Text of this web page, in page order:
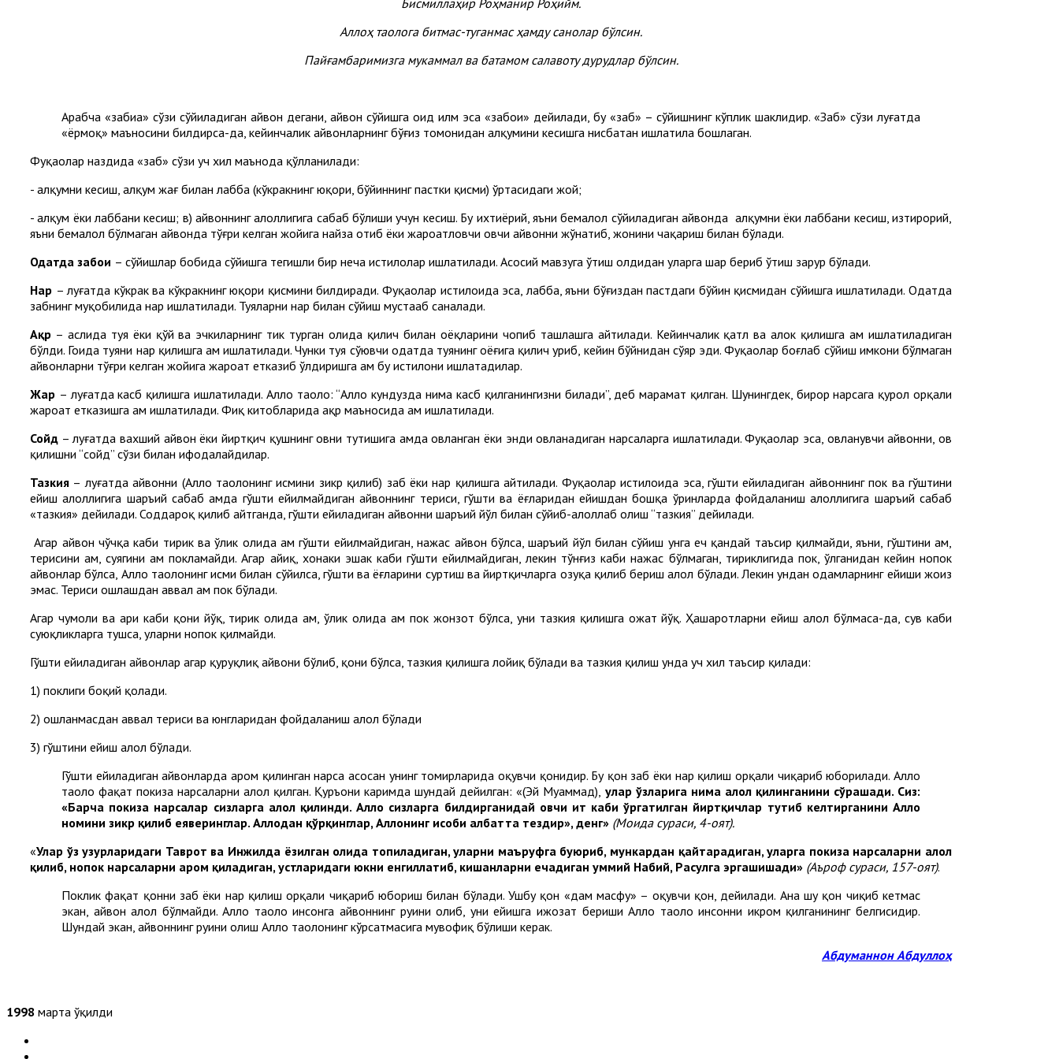
Аллоҳ таолога битмас-туганмас ҳамду санолар бўлсин.
Пайғамбаримизга мукаммал ва батамом салавоту дурудлар бўлсин.
Арабча «забиҳа» сўзи сўйиладиган ҳайвон дегани, ҳайвон сўйишга оид илм эса «забоиҳ» дейилади, бу «забҳ» – сўйишнинг кўплик шаклидир. «Забҳ» сўзи луғатда
«ёрмоқ» маъносини билдирса-да, кейинчалик ҳайвонларнинг бўғиз томонидан ҳалқумини кесишга нисбатан ишлатила бошлаган.
Фуқаҳолар наздида «забҳ» сўзи уч хил маънода қўлланилади:
- ҳалқумни кесиш, ҳалқум жағ билан лабба (кўкракнинг юқори, бўйиннинг пастки қисми) ўртасидаги жой;
- ҳалқум ёки лаббани кесиш; в) ҳайвоннинг ҳалоллигига сабаб бўлиши учун кесиш. Бу ихтиёрий, яъни бемалол сўйиладиган ҳайвонда ҳалқумни ёки лаббани кесиш, изтирорий,
яъни бемалол бўлмаган ҳайвонда тўғри келган жойига найза отиб ёки жароҳатловчи овчи ҳайвонни жўнатиб, жонини чақариш билан бўлади.
Одатда забоиҳ – сўйишлар бобида сўйишга тегишли бир неча истилоҳлар ишлатилади. Асосий мавзуга ўтиш олдидан уларга шарҳ бериб ўтиш зарур бўлади.
Наҳр – луғатда кўкрак ва кўкракнинг юқори қисмини билдиради. Фуқаҳолар истилоҳида эса, лабба, яъни бўғиздан пастдаги бўйин қисмидан сўйишга ишлатилади. Одатда
забҳнинг муқобилида наҳр ишлатилади. Туяларни наҳр билан сўйиш мустаҳаб саналади.
Ақр – аслида туя ёки қўй ва эчкиларнинг тик турган ҳолида қилич билан оёқларини чопиб ташлашга айтилади. Кейинчалик қатл ва ҳалок қилишга ҳам ишлатиладиган
бўлди. Гоҳида туяни наҳр қилишга ҳам ишлатилади. Чунки туя сўювчи одатда туянинг оёғига қилич уриб, кейин бўйнидан сўяр эди. Фуқаҳолар боғлаб сўйиш имкони бўлмаган
ҳайвонларни тўғри келган жойига жароҳат етказиб ўлдиришга ҳам бу истилоҳни ишлатадилар.
Жарҳ – луғатда касб қилишга ишлатилади. Аллоҳ таоло: “Аллоҳ кундузда нима касб қилганингизни билади”, деб марҳамат қилган. Шунингдек, бирор нарсага қурол орқали
жароҳат етказишга ҳам ишлатилади. Фиқҳ китобларида ақр маъносида ҳам ишлатилади.
Сойд – луғатда вахший ҳайвон ёки йиртқич қушнинг овни тутишига ҳамда овланган ёки энди овланадиган нарсаларга ишлатилади. Фуқаҳолар эса, овланувчи ҳайвонни, ов
қилишни “сойд” сўзи билан ифодалайдилар.
Тазкия – луғатда ҳайвонни (Аллоҳ таолонинг исмини зикр қилиб) забҳ ёки наҳр қилишга айтилади. Фуқаҳолар истилоҳида эса, гўшти ейиладиган ҳайвоннинг пок ва гўштини
ейиш ҳалоллигига шаръий сабаб ҳамда гўшти ейилмайдиган ҳайвоннинг териси, гўшти ва ёғларидан ейишдан бошқа ўринларда фойдаланиш ҳалоллигига шаръий сабаб
«тазкия» дейилади. Соддароқ қилиб айтганда, гўшти ейиладиган ҳайвонни шаръий йўл билан сўйиб-ҳалоллаб олиш “тазкия” дейилади.
Агар ҳайвон чўчқа каби тирик ва ўлик ҳолида ҳам гўшти ейилмайдиган, нажас ҳайвон бўлса, шаръий йўл билан сўйиш унга ҳеч қандай таъсир қилмайди, яъни, гўштини ҳам,
терисини ҳам, суягини ҳам покламайди. Агар айиқ, хонаки эшак каби гўшти ейилмайдиган, лекин тўнғиз каби нажас бўлмаган, тириклигида пок, ўлганидан кейин нопок
ҳайвонлар бўлса, Аллоҳ таолонинг исми билан сўйилса, гўшти ва ёғларини суртиш ва йиртқичларга озуқа қилиб бериш ҳалол бўлади. Лекин ундан одамларнинг ейиши жоиз
эмас. Териси ошлашдан аввал ҳам пок бўлади.
Агар чумоли ва ари каби қони йўқ, тирик ҳолида ҳам, ўлик ҳолида ҳам пок жонзот бўлса, уни тазкия қилишга ҳожат йўқ. Ҳашаротларни ейиш ҳалол бўлмаса-да, сув каби
суюқликларга тушса, уларни нопок қилмайди.
Гўшти ейиладиган ҳайвонлар агар қуруқлиқ ҳайвони бўлиб, қони бўлса, тазкия қилишга лойиқ бўлади ва тазкия қилиш унда уч хил таъсир қилади:
1) поклиги боқий қолади.
2) ошланмасдан аввал териси ва юнгларидан фойдаланиш ҳалол бўлади
3) гўштини ейиш ҳалол бўлади.
Гўшти ейиладиган ҳайвонларда ҳаром қилинган нарса асосан унинг томирларида оқувчи қонидир. Бу қон забҳ ёки наҳр қилиш орқали чиқариб юборилади. Аллоҳ
таоло фақат покиза нарсаларни ҳалол қилган. Қуръони каримда шундай дейилган: «(Эй Муҳаммад), улар ўзларига нима ҳалол қилинганини сўрашади. Сиз:
«Барча покиза нарсалар сизларга ҳалол қилинди. Аллоҳ сизларга билдирганидай овчи ит каби ўргатилган йиртқичлар тутиб келтирганини Аллоҳ
номини зикр қилиб еяверинглар. Аллоҳдан қўрқинглар, Аллоҳнинг ҳисоби албатта тездир», денг» (Моида сураси, 4-оят).
«Улар ўз ҳузурларидаги Таврот ва Инжилда ёзилган ҳолида топиладиган, уларни маъруфга буюриб, мункардан қайтарадиган, уларга покиза нарсаларни ҳалол
қилиб, нопок нарсаларни ҳаром қиладиган, устларидаги юкни енгиллатиб, кишанларни ечадиган уммий Набий, Расулга эргашишади» (Аъроф сураси, 157-оят).
Поклик фақат қонни забҳ ёки наҳр қилиш орқали чиқариб юбориш билан бўлади. Ушбу қон «дам масфуҳ» – оқувчи қон, дейилади. Ана шу қон чиқиб кетмас
экан, ҳайвон ҳалол бўлмайди. Аллоҳ таоло инсонга ҳайвоннинг руҳини олиб, уни ейишга ижозат бериши Аллоҳ таоло инсонни икром қилганининг белгисидир.
Шундай экан, ҳайвоннинг руҳини олиш Аллоҳ таолонинг кўрсатмасига мувофиқ бўлиши керак.
Абдуманнон Абдуллоҳ
1998 марта ўқилди